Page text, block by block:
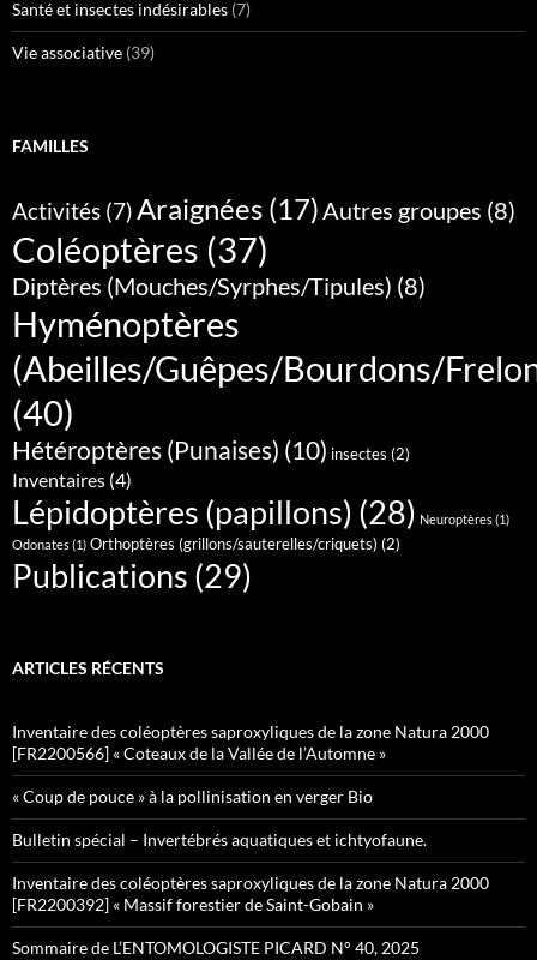
Santé et insectes indésirables (7)
Vie associative (39)
FAMILLES
Activités (7)Araignées (17)Autres groupes (8)
Coléoptères (37)
Diptères (Mouches/Syrphes/Tipules) (8)
Hyménoptères
(Abeilles/Guêpes/Bourdons/
(40)
Hétéroptères (Punaises) (10) insectes (2)
Inventaires (4)
Lépidoptères (papillons) (28) Neuroptères(1)
Odonates(1) Orthoptères (grillons/sauterelles/criquets) (2)
Publications (29)
ARTICLES RÉCENTS
Inventaire des coléoptères saproxyliques de la zone Natura 2000
[FR2200566] « Coteaux de la Vallée de l’Automne »
« Coup de pouce » à la pollinisation en verger Bio
Bulletin spécial – Invertébrés aquatiques et ichtyofaune.
Inventaire des coléoptères saproxyliques de la zone Natura 2000
[FR2200392] « Massif forestier de Saint-Gobain »
Sommaire de L’ENTOMOLOGISTE PICARD N° 40, 2025